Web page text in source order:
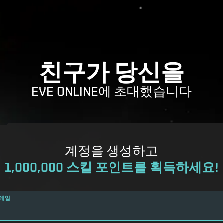
친구가 당신을
EVE ONLINE에 초대했습니다
계정을 생성하고
1,000,000 스킬 포인트를 획득하세요!
일